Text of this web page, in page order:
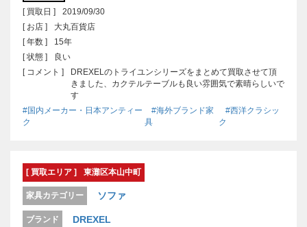
[ 買取日 ]
2019/09/30
[ お店 ]
大丸百貨店
[ 年数 ]
15年
[ 状態 ]
良い
[ コメント ]
DREXELのトライユンシリーズをまとめて買取させて頂
きました、カクテルテーブルも良い雰囲気で素晴らしいで
す
#国内メーカー・日本アンティー
ク
#海外ブランド家
具
#西洋クラシッ
ク
[ 買取エリア ] 東灘区本山中町
家具カテゴリー ソファ
ブランド DREXEL